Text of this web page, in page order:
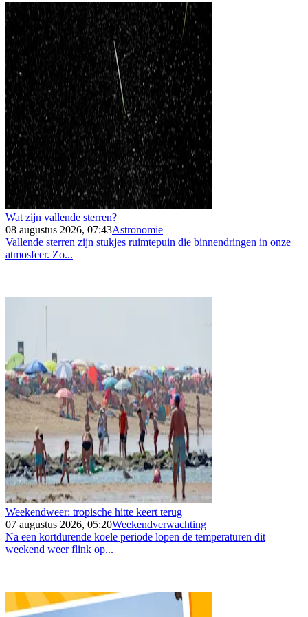
Wat zijn vallende sterren?
08 augustus 2026, 07:43Astronomie
Vallende sterren zijn stukjes ruimtepuin die binnendringen in onze
atmosfeer. Zo...
Weekendweer: tropische hitte keert terug
07 augustus 2026, 05:20Weekendverwachting
Na een kortdurende koele periode lopen de temperaturen dit
weekend weer flink op...